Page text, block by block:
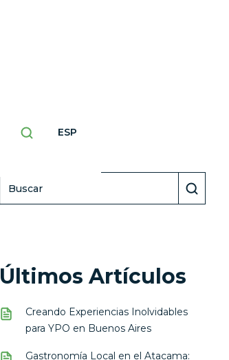
ESP
Últimos Artículos
Creando Experiencias Inolvidables
para YPO en Buenos Aires
Gastronomía Local en el Atacama: